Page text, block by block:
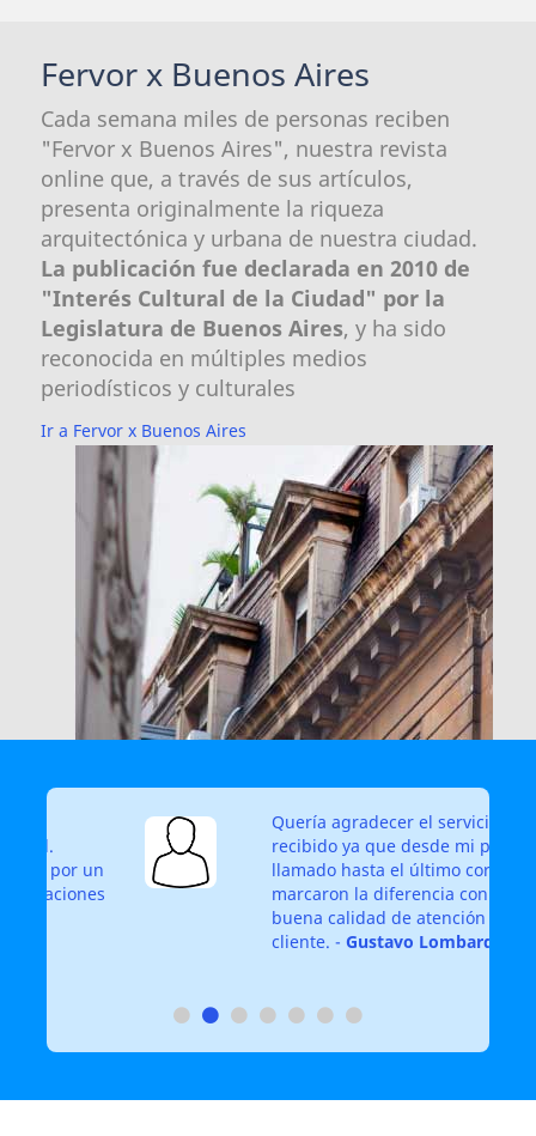
Fervor x Buenos Aires
Cada semana miles de personas reciben
"Fervor x Buenos Aires", nuestra revista
online que, a través de sus artículos,
presenta originalmente la riqueza
arquitectónica y urbana de nuestra ciudad.
La publicación fue declarada en 2010 de
"Interés Cultural de la Ciudad" por la
Legislatura de Buenos Aires, y ha sido
reconocida en múltiples medios
periodísticos y culturales
Ir a Fervor x Buenos Aires
Quería agradecer el servicio
recibido ya que desde mi primer
llamado hasta el último correo
marcaron la diferencia con su
buena calidad de atención al
Gustavo Lombardi